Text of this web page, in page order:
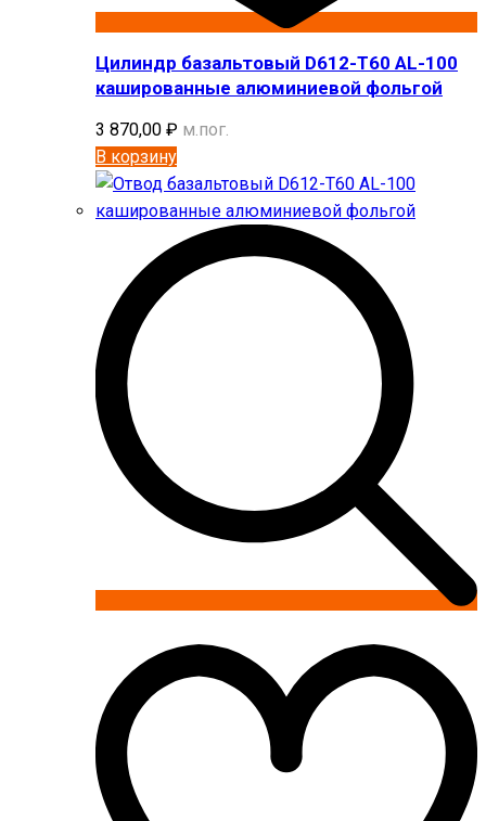
Цилиндр базальтовый D612-T60 AL-100
кашированные алюминиевой фольгой
3 870,00 ₽ м.пог.
В корзину